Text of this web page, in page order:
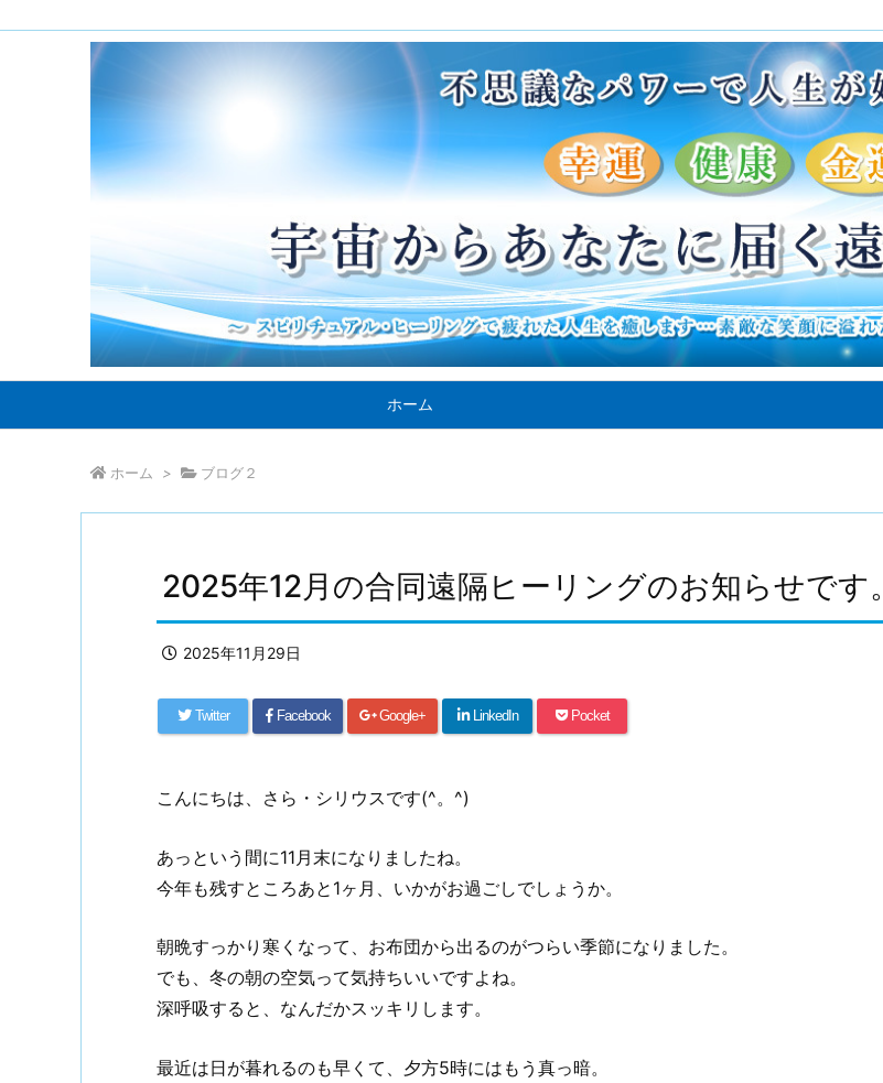
ホーム
ホーム > ブログ２
2025年12月の合同遠隔ヒーリングのお知らせです。
2025年11月29日
Twitter Facebook Google+ LinkedIn Pocket
こんにちは、さら・シリウスです(^。^)
あっという間に11月末になりましたね。
今年も残すところあと1ヶ月、いかがお過ごしでしょうか。
朝晩すっかり寒くなって、お布団から出るのがつらい季節になりました。
でも、冬の朝の空気って気持ちいいですよね。
深呼吸すると、なんだかスッキリします。
最近は日が暮れるのも早くて、夕方5時にはもう真っ暗。